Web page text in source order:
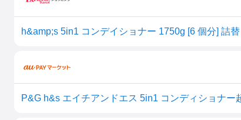
h&amp;s 5in1 コンデイショナー 1750g [6 個分] 詰
P&G h&s エイチアンドエス 5in1 コンディショナー